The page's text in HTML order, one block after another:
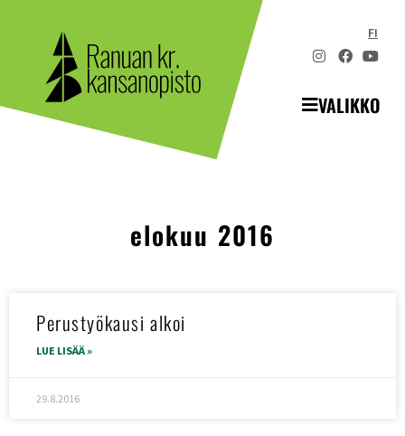
FI
VALIKKO
elokuu 2016
Perustyökausi alkoi
LUE LISÄÄ »
29.8.2016